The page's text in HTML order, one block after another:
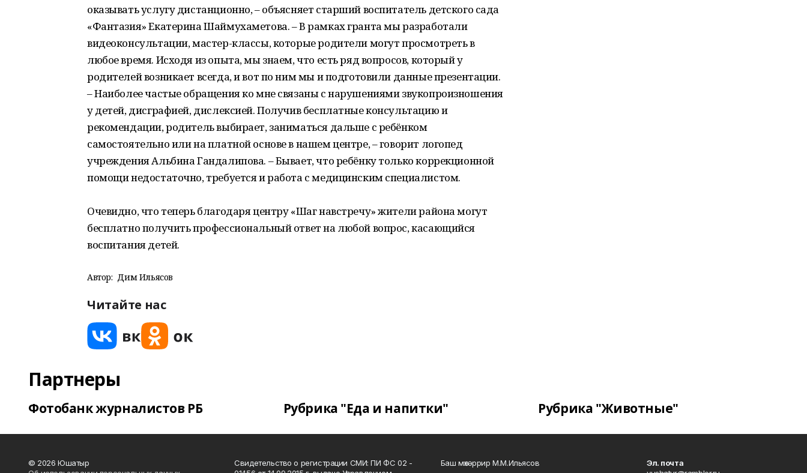
оказывать услугу дистанционно, – объясняет старший воспитатель детского сада
«Фантазия» Екатерина Шаймухаметова. – В рамках гранта мы разработали
видеоконсультации, мастер-классы, которые родители могут просмотреть в
любое время. Исходя из опыта, мы знаем, что есть ряд вопросов, который у
родителей возникает всегда, и вот по ним мы и подготовили данные презентации.
– Наиболее частые обращения ко мне связаны с нарушениями звукопроизношения
у детей, дисграфией, дислексией. Получив бесплатные консультацию и
рекомендации, родитель выбирает, заниматься дальше с ребёнком
самостоятельно или на платной основе в нашем центре, – говорит логопед
учреждения Альбина Гандалипова. – Бывает, что ребёнку только коррекционной
помощи недостаточно, требуется и работа с медицинским специалистом.
Очевидно, что теперь благодаря центру «Шаг навстречу» жители района могут
бесплатно получить профессиональный ответ на любой вопрос, касающийся
воспитания детей.
Автор: Дим Ильясов
Читайте нас
Партнеры
Фотобанк журналистов РБ Рубрика "Еда и напитки" Рубрика "Животные"
© 2026 Юшатыр
Свидетельство о регистрации СМИ: ПИ ФС 02 -
Баш мөхәррир М.М.Ильясов
Эл. почта